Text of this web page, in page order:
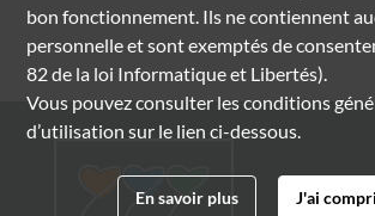
bon fonctionnement. Ils ne contiennent
personnelle et sont exemptés de
82 de la loi Informatique et Libertés).
Vous pouvez consulter les conditions
d’utilisation sur le lien ci-dessous.
En savoir plus J'ai